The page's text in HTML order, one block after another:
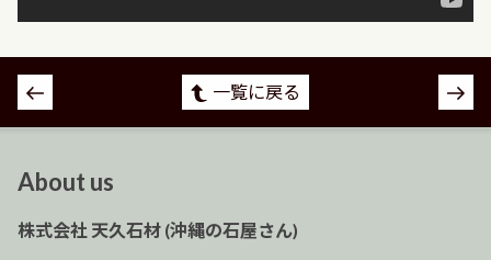
投
稿
ゲ
ー
一覧に戻る
About us
株式会社 天久石材 (沖縄の石屋さん)